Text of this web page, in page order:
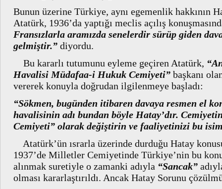
Bunun üzerine Türkiye, aynı egemenlik hakkının
Atatürk, 1936’da yaptığı meclis açılış
Fransızlarla aramızda senelerdir sürüp giden
gelmiştir.” diyordu.
Bu kararlı tutumunu eyleme geçiren Atatürk,
Havalisi Müdafaa-i Hukuk Cemiyeti” başkanı
vererek konuyla doğrudan ilgilenmeye başladı:
“Sökmen, bugünden itibaren davaya resmen el
havalisinin adı bundan böyle Hatay’dır.
Cemiyeti” olarak değiştirin ve faaliyetinizi bu
Atatürk’ün ısrarla üzerinde durduğu Hatay
1937’de Milletler Cemiyetinde Türkiye’nin bu
alınmak suretiyle o zamanki adıyla “Sancak”
olması kararlaştırıldı. Ancak Hatay Sorunu